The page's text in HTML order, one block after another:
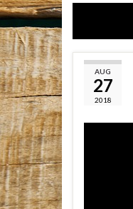
AUG
27
2018